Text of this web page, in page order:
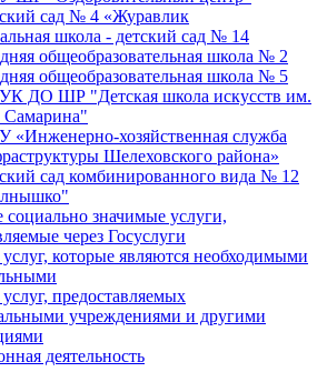
сад № 4 «Журавлик
школа - детский сад № 14
общеобразовательная школа № 2
общеобразовательная школа № 5
ДО ШР "Детская школа искусств им.
Самарина"
«Инженерно-хозяйственная служба
Шелеховского района»
сад комбинированного вида № 12
значимые услуги,
через Госуслуги
которые являются необходимыми
предоставляемых
учреждениями и другими
деятельность